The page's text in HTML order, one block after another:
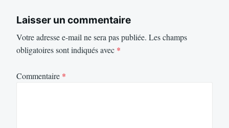
Laisser un commentaire
Votre adresse e-mail ne sera pas publiée. Les champs
obligatoires sont indiqués avec *
Commentaire *